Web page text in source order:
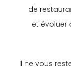
de
et évoluer
Il ne vous